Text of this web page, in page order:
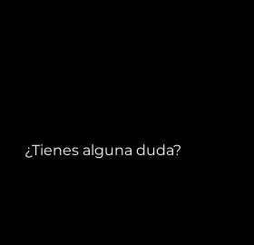
¿Tienes alguna duda?